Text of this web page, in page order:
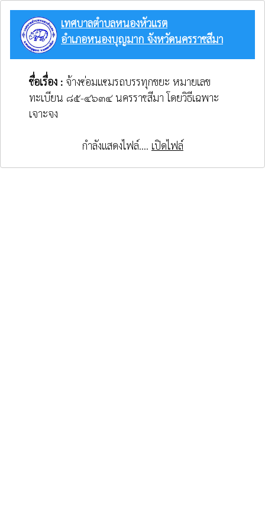
เทศบาลตำบลหนองหัวแรต
อำเภอหนองบุญมาก จังหวัดนครราชสีมา
ชื่อเรื่อง : จ้างซ่อมแซมรถบรรทุกขยะ หมายเลข
ทะเบียน ๘๕-๔๖๓๔ นครราชสีมา โดยวิธีเฉพาะ
เจาะจง
กำลังแสดงไฟล์.... เปิดไฟล์